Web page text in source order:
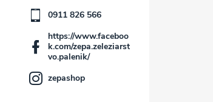
0911 826 566
https://www.faceboo
k.com/zepa.zeleziarst
vo.palenik/
zepashop